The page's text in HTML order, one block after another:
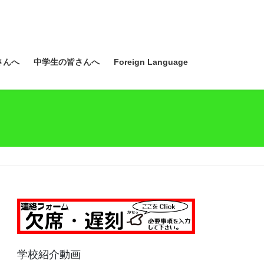
んへ 中学生の皆さんへ Foreign Language
学校紹介動画